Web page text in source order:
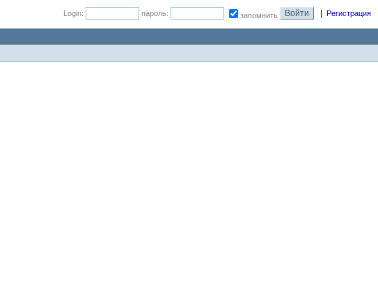
Login: пароль: запомнить Регистрация